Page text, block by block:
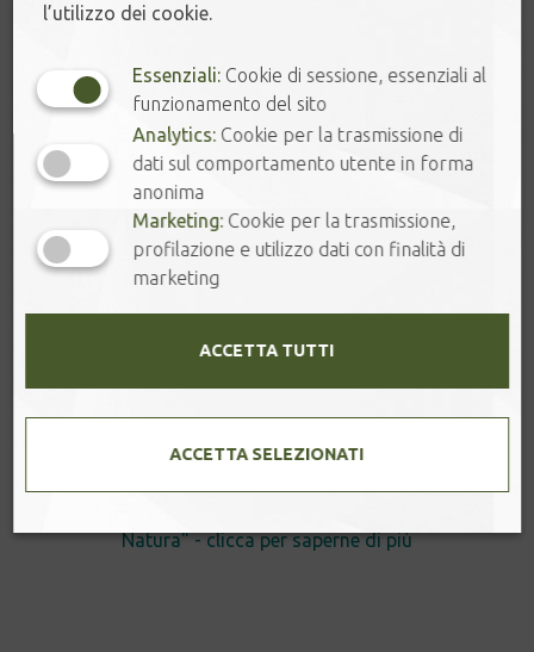
MINTHA
Natura" - clicca per saperne di più
l’utilizzo dei cookie.
Essenziali: Cookie di sessione, essenziali al
funzionamento del sito
Analytics: Cookie per la trasmissione di
dati sul comportamento utente in forma
anonima
Marketing: Cookie per la trasmissione,
profilazione e utilizzo dati con finalità di
marketing
ACCETTA TUTTI
ACCETTA SELEZIONATI